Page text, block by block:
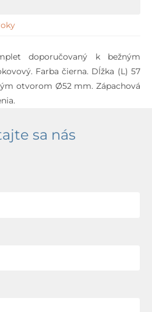
doporučovaný k bežným
Farba čierna. Dĺžka (L) 57
otvorom Ø52 mm. Zápachová
sa nás